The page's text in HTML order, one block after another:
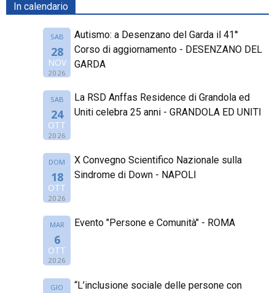
In calendario
SAB
28
NOV
2026
Autismo: a Desenzano del Garda il 41°
Corso di aggiornamento - DESENZANO DEL
GARDA
SAB
24
OTT
2026
La RSD Anffas Residence di Grandola ed
Uniti celebra 25 anni - GRANDOLA ED UNITI
DOM
18
OTT
2026
X Convegno Scientifico Nazionale sulla
Sindrome di Down - NAPOLI
MAR
6
OTT
2026
Evento "Persone e Comunità" - ROMA
GIO
“L’inclusione sociale delle persone con